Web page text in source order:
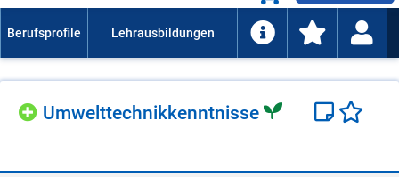
Um­welt­tech­nik­kennt­nis­se